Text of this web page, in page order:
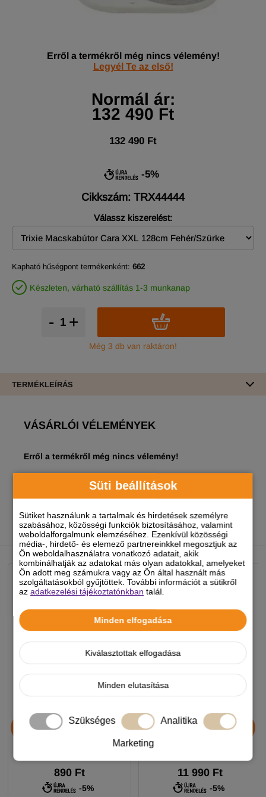
Süti beállítások
Sütiket használunk a tartalmak és hirdetések személyre
szabásához, közösségi funkciók biztosításához, valamint
weboldalforgalmunk elemzéséhez. Ezenkívül közösségi
média-, hirdető- és elemező partnereinkkel megosztjuk az
Ön weboldalhasználatra vonatkozó adatait, akik
kombinálhatják az adatokat más olyan adatokkal, amelyeket
Ön adott meg számukra vagy az Ön által használt más
szolgáltatásokból gyűjtöttek. További információt a sütikről
azadatkezelési tájékoztatónkban talál.
Minden elfogadása
Kiválasztottak elfogadása
Minden elutasítása
Szükséges Analitika
Marketing
Erről a termékről még nincs vélemény!
Legyél Te az első!
Normál ár:
132 490 Ft
132 490 Ft
-5%
Cikkszám: TRX44444
Válassz kiszerelést:
Kapható hűségpont termékenként: 662
Készleten, várható szállítás 1-3 munkanap
+
-
Még 3 db van raktáron!
TERMÉKLEÍRÁS
VÁSÁRLÓI VÉLEMÉNYEK
Erről a termékről még nincs vélemény!
regisztrált és bejelentkezettfelhasználó vagy!
NEKED AJÁNLJUK
Chicopee HNL Protein Bar
jutalomfalat 25g
890 Ft
-5%
Alice Professional Adult
Balance Lamb & Pumpkin
11 990 Ft
-5%